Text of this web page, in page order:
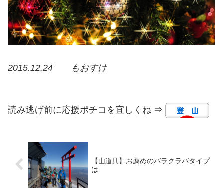
2015.12.24 もおすけ
読み逃げ前に応援ポチコを宜しくね ⇒
【山道具】お薦めのバラクラバタイプ
は